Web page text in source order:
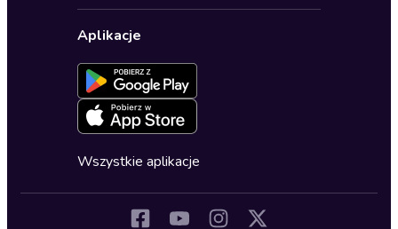
Biznes, marketing, ekonomia
Dla młodzieży
Ustawienia prywatności
Formularz zgłaszania nielegalnych treści
Deklaracja dostępności
Oferta dla firm i bibliotek
Dołącz do newslettera
Blog
Zapowiedzi
Cykle audiobooków
Aplikacje
Wszystkie aplikacje